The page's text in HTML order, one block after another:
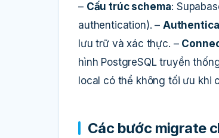
– Cấu trúc schema:
authentication). –
lưu trữ và xác thực. –
hình PostgreSQL truyền
local có thể không tối ưu khi
Các bước migrate